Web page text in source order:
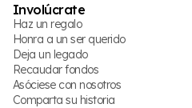
Involúcrate
Haz un regalo
Honra a un ser querido
Deja un legado
Recaudar fondos
Asóciese con nosotros
Comparta su historia